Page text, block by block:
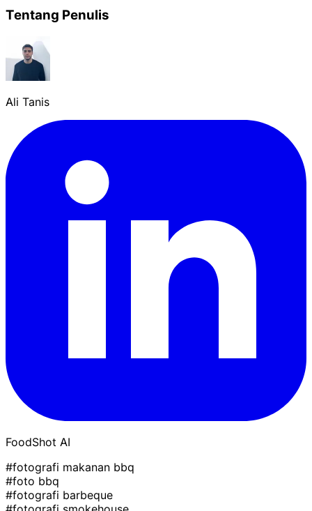
Tentang Penulis
Ali Tanis
FoodShot AI
#fotografi makanan bbq
#foto bbq
#fotografi barbeque